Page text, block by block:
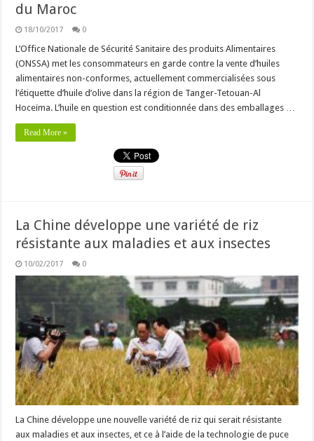
du Maroc
18/10/2017 0
L’Office Nationale de Sécurité Sanitaire des produits Alimentaires
(ONSSA) met les consommateurs en garde contre la vente d’huiles
alimentaires non-conformes, actuellement commercialisées sous
l’étiquette d’huile d’olive dans la région de Tanger-Tetouan-Al
Hoceïma. L’huile en question est conditionnée dans des emballages …
Read More »
La Chine développe une variété de riz
résistante aux maladies et aux insectes
10/02/2017 0
La Chine développe une nouvelle variété de riz qui serait résistante
aux maladies et aux insectes, et ce à l’aide de la technologie de puce